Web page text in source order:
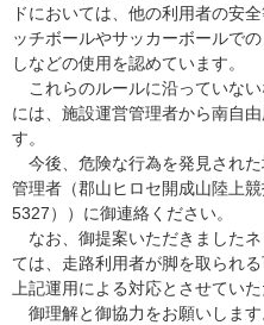
ドにおいては、他の利用者の安
ッチボールやサッカーボールで
しなどの使用を認めています。
これらのルールに沿っていな
には、施設運営管理者から南自
す。
今後、危険な行為を発見され
管理者（郡山ヒロセ開成山陸上
5327））に御連絡ください。
なお、御提案いただきました
ては、走路利用者が脚を取られ
上記運用による対応とさせていた
御理解と御協力をお願いします